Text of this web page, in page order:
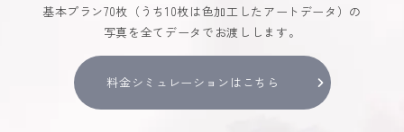
基本プラン70枚（うち10枚は色加工したアートデータ）の
写真を全てデータでお渡しします。
料金シミュレーションはこちら